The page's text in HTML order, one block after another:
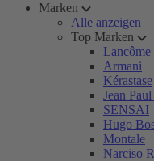
Marken
Alle anzeigen
Top Marken
Lancôme
Armani
Kérastase
Jean
SENSAI
Hugo
Montale
Narciso